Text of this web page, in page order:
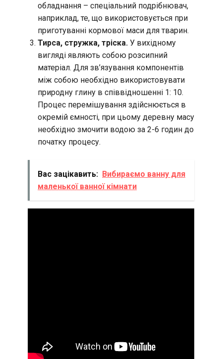
обладнання – спеціальний подрібнювач,
наприклад, те, що використовується при
приготуванні кормової маси для тварин.
Тирса, стружка, тріска. У вихідному
вигляді являють собою розсипний
матеріал. Для зв’язування компонентів
між собою необхідно використовувати
природну глину в співвідношенні 1: 10.
Процес перемішування здійснюється в
окремій ємності, при цьому деревну масу
необхідно змочити водою за 2-6 годин до
початку процесу.
Вас зацікавить: Вибираємо ванну для
маленької ванної кімнати